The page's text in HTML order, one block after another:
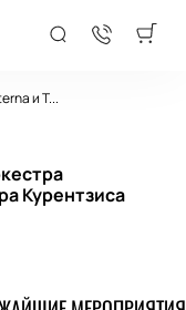
и Т...
Курентзиса